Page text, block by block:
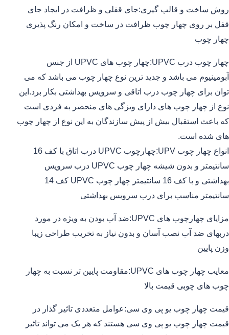
روش ساخت و قالب گیری:جای قفلی و ظرافت در ایجاد جای
قفل بر روی چهار چوب ظرافت در ساخت و امکان رنگ پذیری
چهار چوب
چهار چوب درب UPVC:چهار چوب های UPVC از جنس
آبومینیوم می باشد و جدید ترین نوع چهار چوب می باشد که می
توان برای چهار چوب درب اتاقی و سرویس بهداشتی بکار برد.این
نوع از چهار چوب های دارای ویزگی های منحصر به فردی است
که باعث استقبال بیش از پیش سازندگان به این نوع از چهار چوب
های شده است.
انواع چهار چوب UPV:چهارچوب UPVC درب اتاق با کف 16
سانتیمتر و بدون شیشه چهار چوب UPVC درب سرویس
بهداشتی و با کف 16 سانتیمتر چهار چوب UPVC کف 14
سانتیمتر مناسب برای درب سرویس بهداشتی
مزایای چهارچوب های UPVC:ضد آب بودن به ویژه در مورد
دربهای ضد آب نصب آسان و بدون نیاز به تخریب طراحی زیبا
وزن پایین
معایب چهار چوب های UPVC:مقاومت پایین تر نسبت به چهار
چوب های چوبی قیمت بالا
قیمت چهار چوب یو پی وی سی:عوامل متعددی تاثیر گذار در
قیمت چهار چوب یو پی وی سی هستند که هر یک می تواند تاثیر